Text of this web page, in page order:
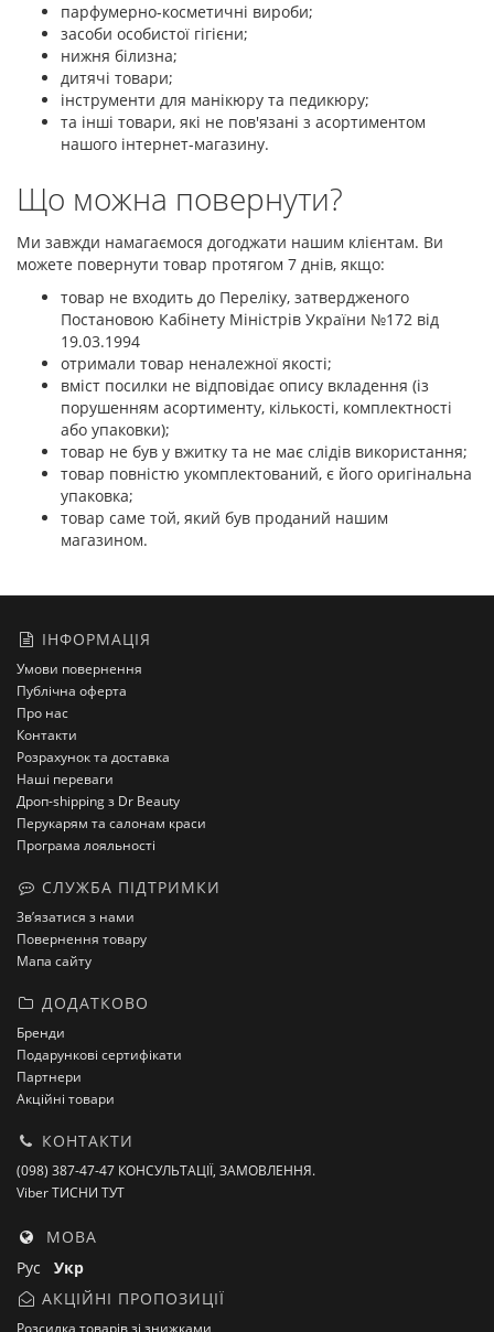
парфумерно-косметичні вироби;
засоби особистої гігієни;
нижня білизна;
дитячі товари;
інструменти для манікюру та педикюру;
та інші товари, які не пов'язані з асортиментом
нашого інтернет-магазину.
Що можна повернути?
Ми завжди намагаємося догоджати нашим клієнтам. Ви
можете повернути товар протягом 7 днів, якщо:
товар не входить до Переліку, затвердженого
Постановою Кабінету Міністрів України №172 від
19.03.1994
отримали товар неналежної якості;
вміст посилки не відповідає опису вкладення (із
порушенням асортименту, кількості, комплектності
або упаковки);
товар не був у вжитку та не має слідів використання;
товар повністю укомплектований, є його оригінальна
упаковка;
товар саме той, який був проданий нашим
магазином.
ІНФОРМАЦІЯ
Умови повернення
Публічна оферта
Про нас
Контакти
Розрахунок та доставка
Наші переваги
Дроп-shipping з Dr Beauty
Перукарям та салонам краси
Програма лояльності
СЛУЖБА ПІДТРИМКИ
Зв’язатися з нами
Повернення товару
Мапа сайту
ДОДАТКОВО
Бренди
Подарункові сертифікати
Партнери
Акційні товари
КОНТАКТИ
(098) 387-47-47 КОНСУЛЬТАЦІЇ, ЗАМОВЛЕННЯ.
Viber ТИСНИ ТУТ
МОВА
Рус Укр
АКЦІЙНІ ПРОПОЗИЦІЇ
Розсилка товарів зі знижками